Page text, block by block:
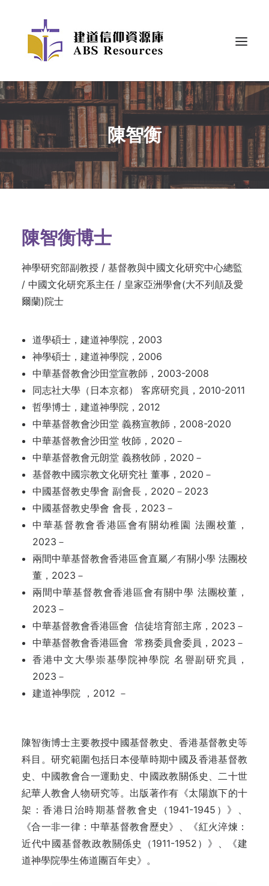
陳智衡
陳智衡博士
神學研究部副教授 / 基督教與中國文化研究中心總監
/ 中國文化研究系主任 / 皇家亞洲學會(大不列顛及愛
爾蘭)院士
道學碩士，建道神學院，2003
神學碩士，建道神學院，2006
中華基督教會沙田堂宣教師，2003-2008
同志社大學（日本京都） 客席研究員，2010-2011
哲學博士，建道神學院，2012
中華基督教會沙田堂 義務宣教師，2008-2020
中華基督教會沙田堂 牧師，2020－
中華基督教會元朗堂 義務牧師，2020－
基督教中國宗教文化研究社 董事，2020－
中國基督教史學會 副會長，2020－2023
中國基督教史學會 會長，2023－
中華基督教會香港區會有關幼稚園 法團校董，
2023－
兩間中華基督教會香港區會直屬／有關小學 法團校
董，2023－
兩間中華基督教會香港區會有關中學 法團校董，
2023－
中華基督教會香港區會 信徒培育部主席，2023－
中華基督教會香港區會 常務委員會委員，2023－
香港中文大學崇基學院神學院 名譽副研究員，
2023－
建道神學院 ，2012 －
陳智衡博士主要教授中國基督教史、香港基督教史等
科目。研究範圍包括日本侵華時期中國及香港基督教
史、中國教會合一運動史、中國政教關係史、二十世
紀華人教會人物研究等。出版著作有《太陽旗下的十
架：香港日治時期基督教會史（1941-1945）》、
《合一非一律：中華基督教會歷史》、《紅火淬煉：
近代中國基督教政教關係史（1911-1952）》、《建
道神學院學生佈道團百年史》。